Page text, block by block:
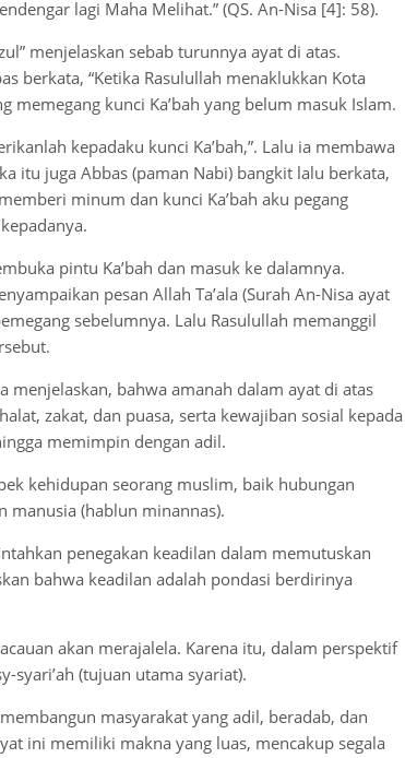
lagi Maha Melihat.” (QS. An-Nisa [4]: 58).
menjelaskan sebab turunnya ayat di atas.
berkata, “Ketika Rasulullah menaklukkan Kota
kunci Ka’bah yang belum masuk Islam.
kepadaku kunci Ka’bah,”. Lalu ia membawa
itu juga Abbas (paman Nabi) bangkit lalu berkata,
minum dan kunci Ka’bah aku pegang
pintu Ka’bah dan masuk ke dalamnya.
pesan Allah Ta’ala (Surah An-Nisa ayat
sebelumnya. Lalu Rasulullah memanggil
bahwa amanah dalam ayat di atas
zakat, dan puasa, serta kewajiban sosial kepada
memimpin dengan adil.
kehidupan seorang muslim, baik hubungan
manusia (hablun minannas).
penegakan keadilan dalam memutuskan
bahwa keadilan adalah pondasi berdirinya
akan merajalela. Karena itu, dalam perspektif
syari’ah (tujuan utama syariat).
masyarakat yang adil, beradab, dan
ini memiliki makna yang luas, mencakup segala